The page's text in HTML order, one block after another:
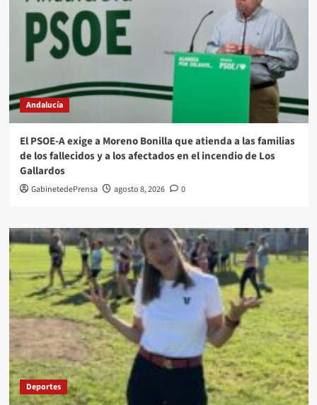
Andalucía
El PSOE-A exige a Moreno Bonilla que atienda a las familias
de los fallecidos y a los afectados en el incendio de Los
Gallardos
GabinetedePrensa agosto 8, 2026 0
Deportes